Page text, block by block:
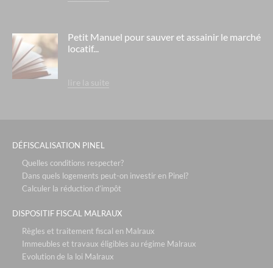
Petit Manuel pour sauver et assainir le marché
locatif...
lire la suite
DÉFISCALISATION PINEL
Quelles conditions respecter?
Dans quels logements peut-on investir en Pinel?
Calculer la réduction d’impôt
DISPOSITIF FISCAL MALRAUX
Règles et traitement fiscal en Malraux
Immeubles et travaux éligibles au régime Malraux
Evolution de la loi Malraux